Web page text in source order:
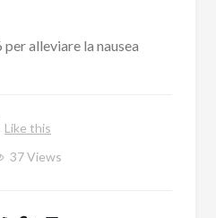
alleviare la nausea
Like this
37Views